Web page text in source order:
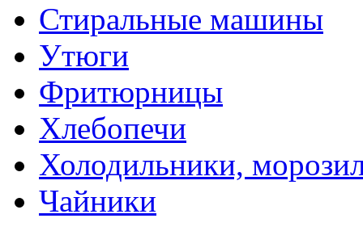
Стиральные машины
Утюги
Фритюрницы
Хлебопечи
Холодильники,
Чайники